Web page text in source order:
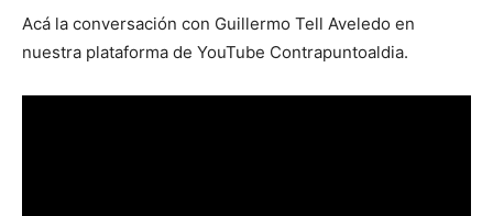
Acá la conversación con Guillermo Tell Aveledo en
nuestra plataforma de YouTube Contrapuntoaldia.